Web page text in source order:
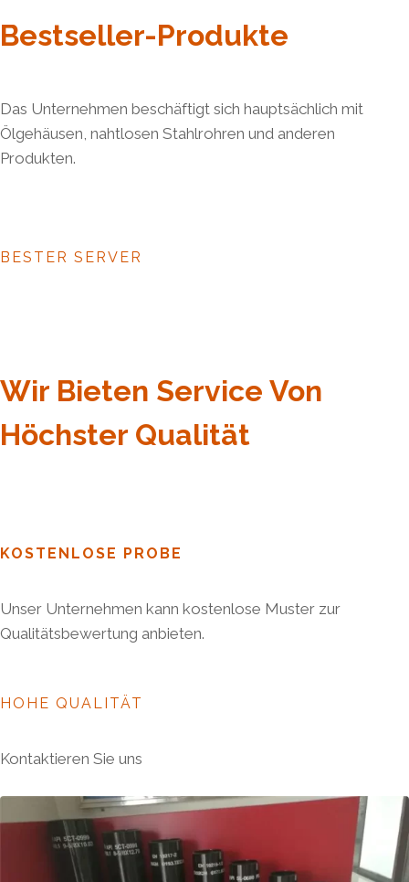
Bestseller-Produkte
Das Unternehmen beschäftigt sich hauptsächlich mit
Ölgehäusen, nahtlosen Stahlrohren und anderen
Produkten.
BESTER SERVER
Wir Bieten Service Von
Höchster Qualität
KOSTENLOSE PROBE
Unser Unternehmen kann kostenlose Muster zur
Qualitätsbewertung anbieten.
HOHE QUALITÄT
Kontaktieren Sie uns